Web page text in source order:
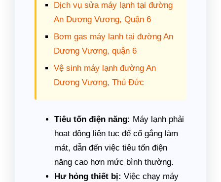
Dịch vụ sửa máy lạnh tại đường
An Dương Vương, Quận 6
Bơm gas máy lạnh tại đường An
Dương Vương, quận 6
Vệ sinh máy lạnh đường An
Dương Vương, Thủ Đức
Tiêu tốn điện năng: Máy lạnh phải
hoạt động liên tục để cố gắng làm
mát, dẫn đến việc tiêu tốn điện
năng cao hơn mức bình thường.
Hư hỏng thiết bị: Việc chạy máy